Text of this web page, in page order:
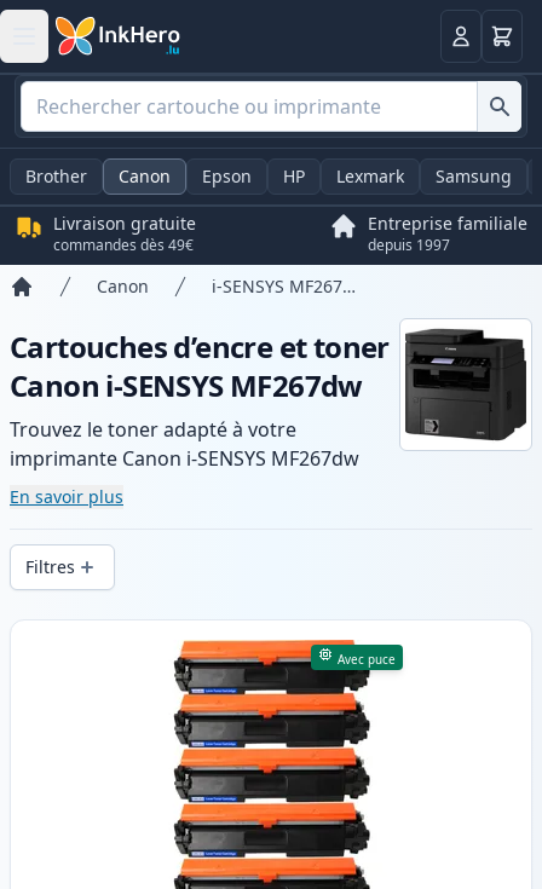
Panier
Brother Canon Epson HP Lexmark Samsung
Livraison gratuite
commandes dès 49€
Entreprise familiale
depuis 1997
Canon i-SENSYS MF267dw
Cartouches d’encre et toner
Canon i-SENSYS MF267dw
Trouvez le toner adapté à votre
imprimante Canon i-SENSYS MF267dw
avec notre gamme de cartouches
compatibles et haute capacité. Profitez
d’une qualité d’impression constante et
d’une livraison rapide depuis un stock
En savoir plus
Filtres
Produits
Avec puce